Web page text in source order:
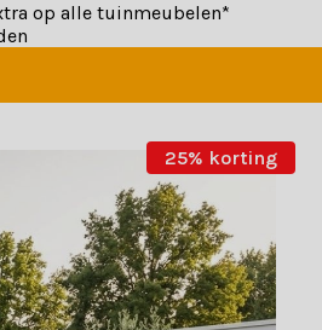
op alle tuinmeubelen*
25% korting